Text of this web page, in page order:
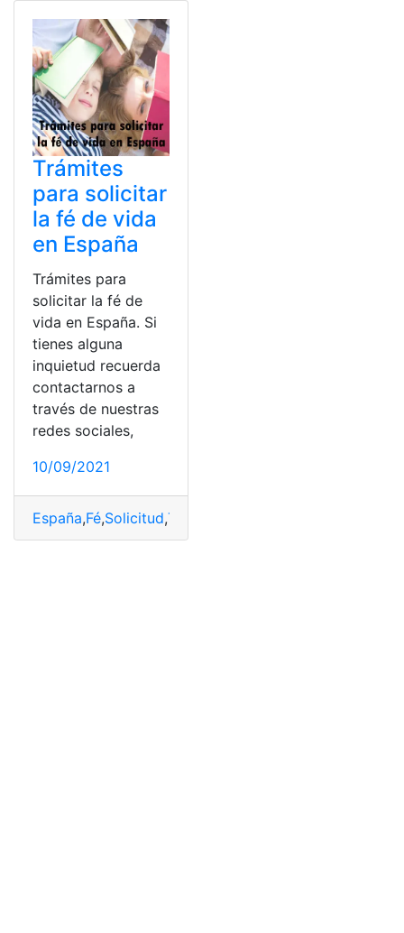
Trámites
para solicitar
la fé de vida
en España
Trámites para
solicitar la fé de
vida en España. Si
tienes alguna
inquietud recuerda
contactarnos a
través de nuestras
redes sociales,
10/09/2021
España,Fé,Solicitud,Trámites